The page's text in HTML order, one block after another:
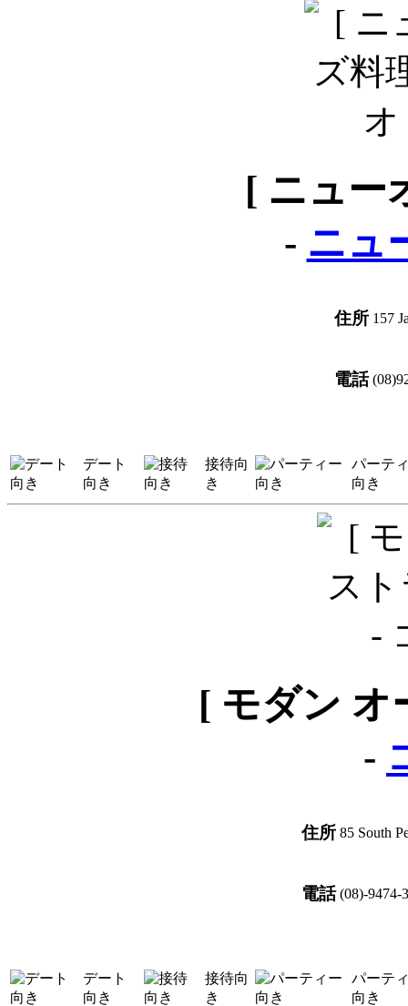
[ ニュー
- ニュ
住所 157
電話
デート
向き
接待向
き
パーテ
向き
[ モダン オ
-
住所 85 South
電話 (08)-9474-
デート
向き
接待向
き
パーテ
向き